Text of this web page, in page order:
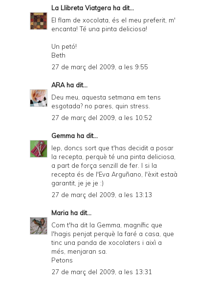
La Llibreta Viatgera ha dit...
El flam de xocolata, és el meu preferit, m'
encanta! Té una pinta deliciosa!
Un petó!
Beth
27 de març del 2009, a les 9:55
ARAha dit...
Deu meu, aquesta setmana em tens
esgotada? no pares, quin stress.
27 de març del 2009, a les 10:52
Gemma ha dit...
Iep, doncs sort que t'has decidit a posar
la recepta, perquè té una pinta deliciosa,
a part de força senzill de fer. I si la
recepta és de l'Eva Arguñano, l'èxit estaà
garantit, je je je :)
27 de març del 2009, a les 13:13
Maria ha dit...
Com t'ha dit la Gemma, magnífic que
l'hagis penjat perquè la faré a casa, que
tinc una panda de xocolaters i aixì a
més, menjaran sa.
Petons
27 de març del 2009, a les 13:31